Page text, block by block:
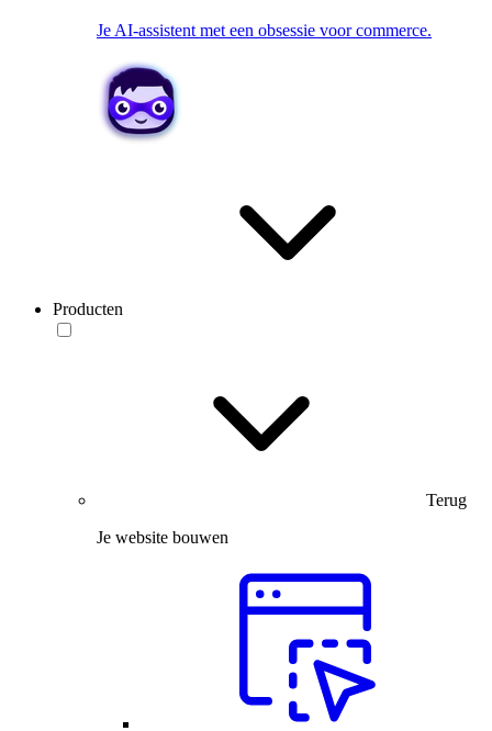
Je AI-assistent met een obsessie voor commerce.
Producten
Terug
Je website bouwen